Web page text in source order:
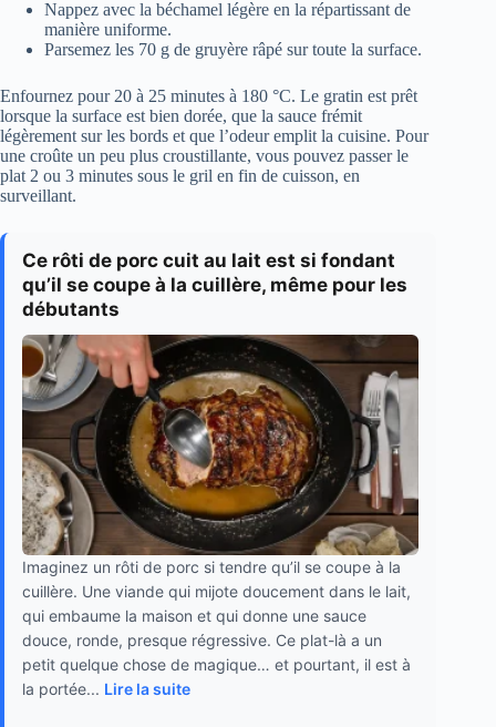
Nappez avec la béchamel légère en la répartissant de
manière uniforme.
Parsemez les 70 g de gruyère râpé sur toute la surface.
Enfournez pour 20 à 25 minutes à 180 °C. Le gratin est prêt
lorsque la surface est bien dorée, que la sauce frémit
légèrement sur les bords et que l’odeur emplit la cuisine. Pour
une croûte un peu plus croustillante, vous pouvez passer le
plat 2 ou 3 minutes sous le gril en fin de cuisson, en
surveillant.
Ce rôti de porc cuit au lait est si fondant
qu’il se coupe à la cuillère, même pour les
débutants
Imaginez un rôti de porc si tendre qu’il se coupe à la
cuillère. Une viande qui mijote doucement dans le lait,
qui embaume la maison et qui donne une sauce
douce, ronde, presque régressive. Ce plat-là a un
petit quelque chose de magique… et pourtant, il est à
la portée... Lire la suite